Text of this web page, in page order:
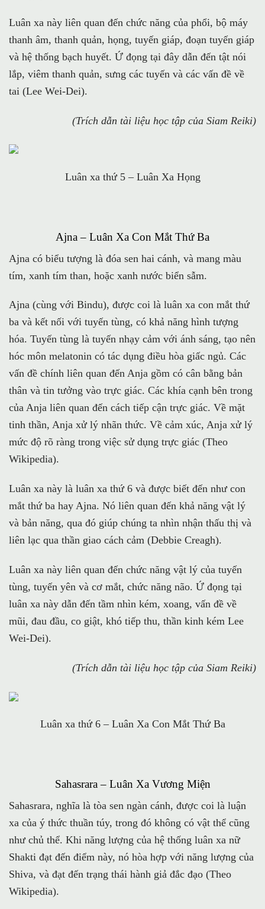
Luân xa này liên quan đến chức năng của phổi, bộ máy
thanh âm, thanh quản, họng, tuyến giáp, đoạn tuyến giáp
và hệ thống bạch huyết. Ứ đọng tại đây dẫn đến tật nói
lắp, viêm thanh quản, sưng các tuyến và các vấn đề về
tai (Lee Wei-Dei).
(Trích dẫn tài liệu học tập của Siam Reiki)
Luân xa thứ 5 – Luân Xa Họng
Ajna – Luân Xa Con Mắt Thứ Ba
Ajna có biểu tượng là đóa sen hai cánh, và mang màu
tím, xanh tím than, hoặc xanh nước biển sẫm.
Ajna (cùng với Bindu), được coi là luân xa con mắt thứ
ba và kết nối với tuyến tùng, có khả năng hình tượng
hóa. Tuyến tùng là tuyến nhạy cảm với ánh sáng, tạo nên
hóc môn melatonin có tác dụng điều hòa giấc ngủ. Các
vấn đề chính liên quan đến Anja gồm có cân bằng bản
thân và tin tưởng vào trực giác. Các khía cạnh bên trong
của Anja liên quan đến cách tiếp cận trực giác. Về mặt
tinh thần, Anja xử lý nhãn thức. Về cảm xúc, Anja xử lý
mức độ rõ ràng trong việc sử dụng trực giác (Theo
Wikipedia).
Luân xa này là luân xa thứ 6 và được biết đến như con
mắt thứ ba hay Ajna. Nó liên quan đến khả năng vật lý
và bản năng, qua đó giúp chúng ta nhìn nhận thấu thị và
liên lạc qua thần giao cách cảm (Debbie Creagh).
Luân xa này liên quan đến chức năng vật lý của tuyến
tùng, tuyến yên và cơ mắt, chức năng não. Ứ đọng tại
luân xa này dẫn đến tầm nhìn kém, xoang, vấn đề về
mũi, đau đầu, co giật, khó tiếp thu, thần kinh kém Lee
Wei-Dei).
(Trích dẫn tài liệu học tập của Siam Reiki)
Luân xa thứ 6 – Luân Xa Con Mắt Thứ Ba
Sahasrara – Luân Xa Vương Miện
Sahasrara, nghĩa là tòa sen ngàn cánh, được coi là luận
xa của ý thức thuần túy, trong đó không có vật thể cũng
như chủ thể. Khi năng lượng của hệ thống luân xa nữ
Shakti đạt đến điểm này, nó hòa hợp với năng lượng của
Shiva, và đạt đến trạng thái hành giả đắc đạo (Theo
Wikipedia).